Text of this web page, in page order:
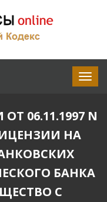
06.11.1997 N
НА
БАНКА
С